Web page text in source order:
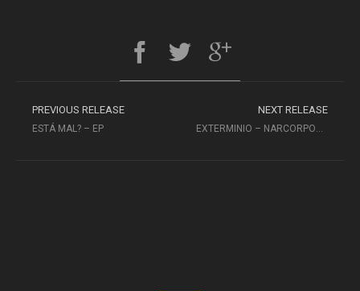
PREVIOUS RELEASE
ESTÁ MAL? – EP
NEXT RELEASE
EXTERMINIO – NARCORPORATIONS